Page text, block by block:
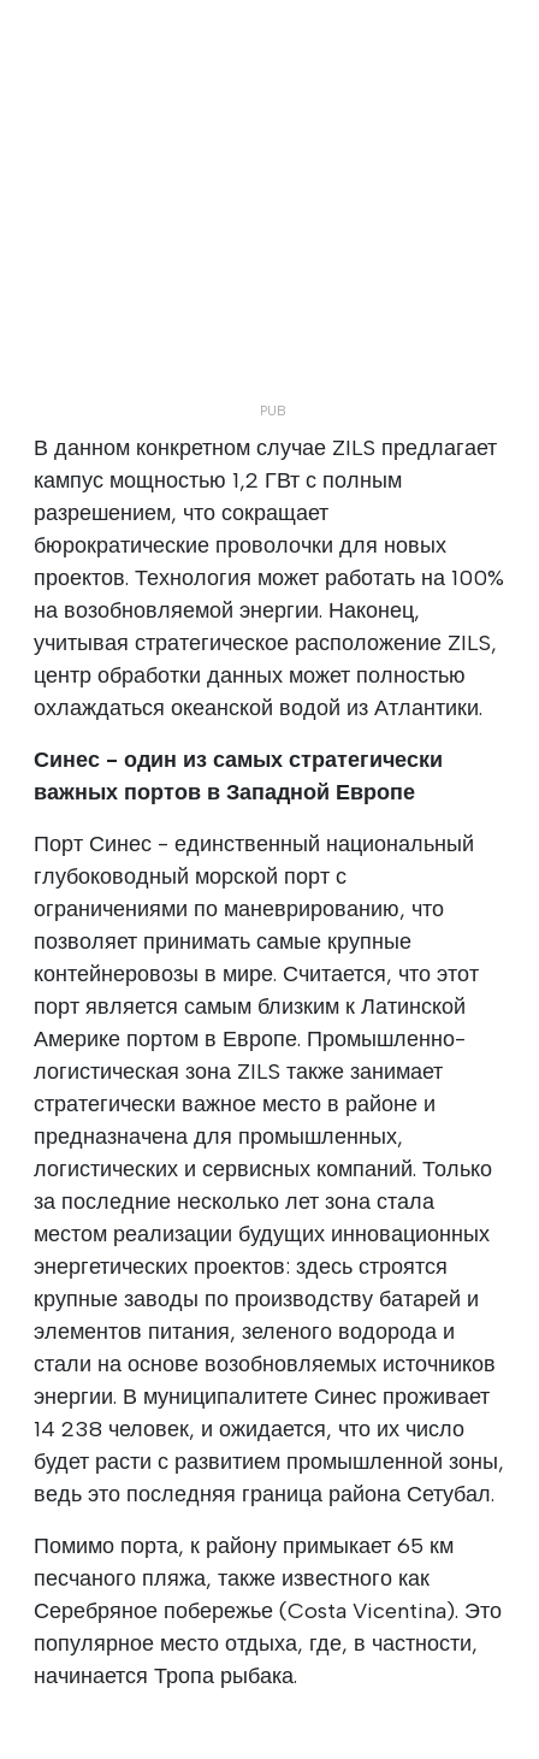
В данном конкретном случае ZILS предлагает
кампус мощностью 1,2 ГВт с полным
разрешением, что сокращает
бюрократические проволочки для новых
проектов. Технология может работать на 100%
на возобновляемой энергии. Наконец,
учитывая стратегическое расположение ZILS,
центр обработки данных может полностью
охлаждаться океанской водой из Атлантики.
Синес - один из самых стратегически
важных портов в Западной Европе
Порт Синес - единственный национальный
глубоководный морской порт с
ограничениями по маневрированию, что
позволяет принимать самые крупные
контейнеровозы в мире. Считается, что этот
порт является самым близким к Латинской
Америке портом в Европе. Промышленно-
логистическая зона ZILS также занимает
стратегически важное место в районе и
предназначена для промышленных,
логистических и сервисных компаний. Только
за последние несколько лет зона стала
местом реализации будущих инновационных
энергетических проектов: здесь строятся
крупные заводы по производству батарей и
элементов питания, зеленого водорода и
стали на основе возобновляемых источников
энергии. В муниципалитете Синес проживает
14 238 человек, и ожидается, что их число
будет расти с развитием промышленной зоны,
ведь это последняя граница района Сетубал.
Помимо порта, к району примыкает 65 км
песчаного пляжа, также известного как
Серебряное побережье (Costa Vicentina). Это
популярное место отдыха, где, в частности,
начинается Тропа рыбака.